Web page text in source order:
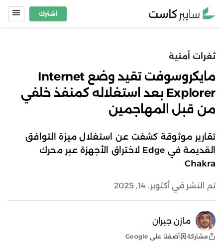
Skip
اشترك
ثغرات أمنية
مايكروسوفت تقيد وضع Internet
Explorer بعد استغلاله كمنفذ خلفي
من قبل المهاجمين
تقارير موثوقة كشفت عن استغلال ميزة التوافق
القديمة في Edge لاختراق الأجهزة عبر محرك
Chakra
تم النشر في أكتوبر. 14, 2025
مازن جبران
مشاركة أضفنا على Google